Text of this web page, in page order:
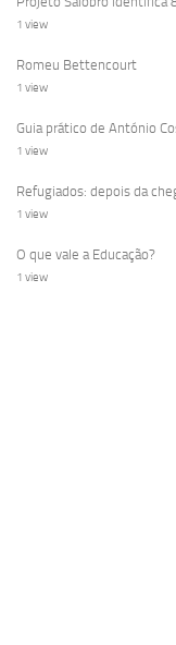
1 view
Romeu Bettencourt
1 view
Guia prático de António
1 view
Refugiados: depois da
1 view
O que vale a Educação?
1 view